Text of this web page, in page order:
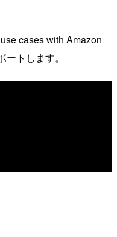
cases with Amazon
トします。